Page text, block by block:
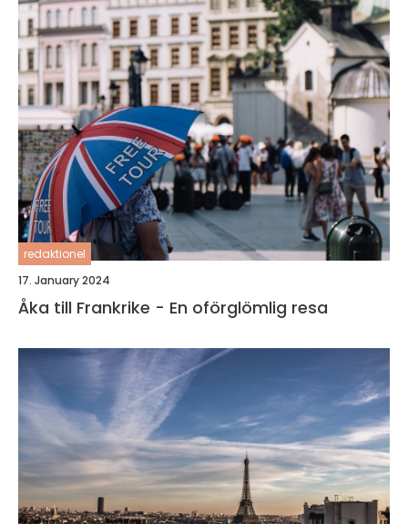
redaktionel
17. January 2024
Åka till Frankrike - En oförglömlig resa